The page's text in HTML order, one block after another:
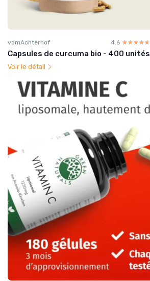
vomAchterhof 4.6 ☆☆☆☆☆
★★★★★
Capsules de curcuma bio - 400 unités
Voir le détail